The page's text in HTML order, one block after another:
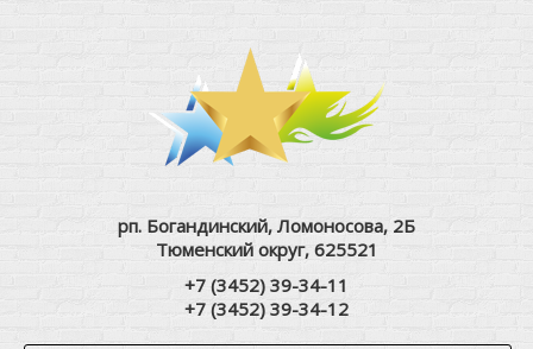
рп. Богандинский, Ломоносова, 2Б
Тюменский округ, 625521
+7 (3452) 39-34-11
+7 (3452) 39-34-12